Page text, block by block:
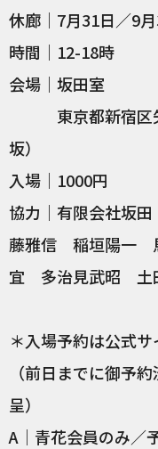
休廊｜7月31日／9
時間｜12-18時
会場｜坂田室
東京都新宿区矢
坂）
入場｜1000円
協力｜有限会社坂
藤雅信 稲垣陽一
宜 多治見武昭 土
＊入場予約は公式
（前日までに御予
呈）
A｜青花会員のみ／